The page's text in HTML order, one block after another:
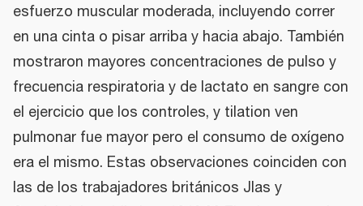
esfuerzo muscular moderada, incluyendo correr
en una cinta o pisar arriba y hacia abajo. También
mostraron mayores concentraciones de pulso y
frecuencia respiratoria y de lactato en sangre con
el ejercicio que los controles, y tilation ven
pulmonar fue mayor pero el consumo de oxígeno
era el mismo. Estas observaciones coinciden con
las de los trabajadores británicos Jlas y